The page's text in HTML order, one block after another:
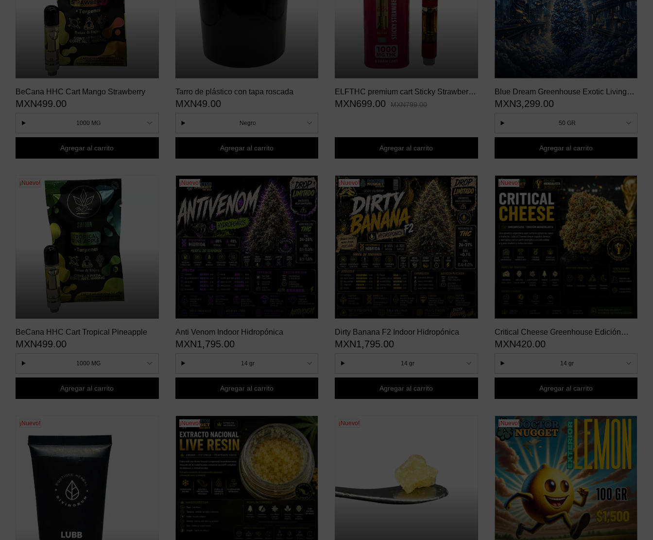
BeCana HHC Cart Mango Strawberry
MXN499.00
1000 MG
Agregar al carrito
Tarro de plástico con tapa roscada
MXN49.00
Negro
Agregar al carrito
ELFTHC premium cart Sticky Strawberry
Snatch
MXN699.00 MXN799.00
Agregar al carrito
Blue Dream Greenhouse Exotic Living
Soil
MXN3,299.00
50 GR
Agregar al carrito
¡Nuevo!
BeCana HHC Cart Tropical Pineapple
MXN499.00
1000 MG
Agregar al carrito
¡Nuevo!
Anti Venom Indoor Hidropónica
MXN1,795.00
14 gr
Agregar al carrito
¡Nuevo!
Dirty Banana F2 Indoor Hidropónica
MXN1,795.00
14 gr
Agregar al carrito
¡Nuevo!
Critical Cheese Greenhouse Edición
Copa de Oro
MXN420.00
14 gr
Agregar al carrito
¡Nuevo! ¡Nuevo! ¡Nuevo! ¡Nuevo!